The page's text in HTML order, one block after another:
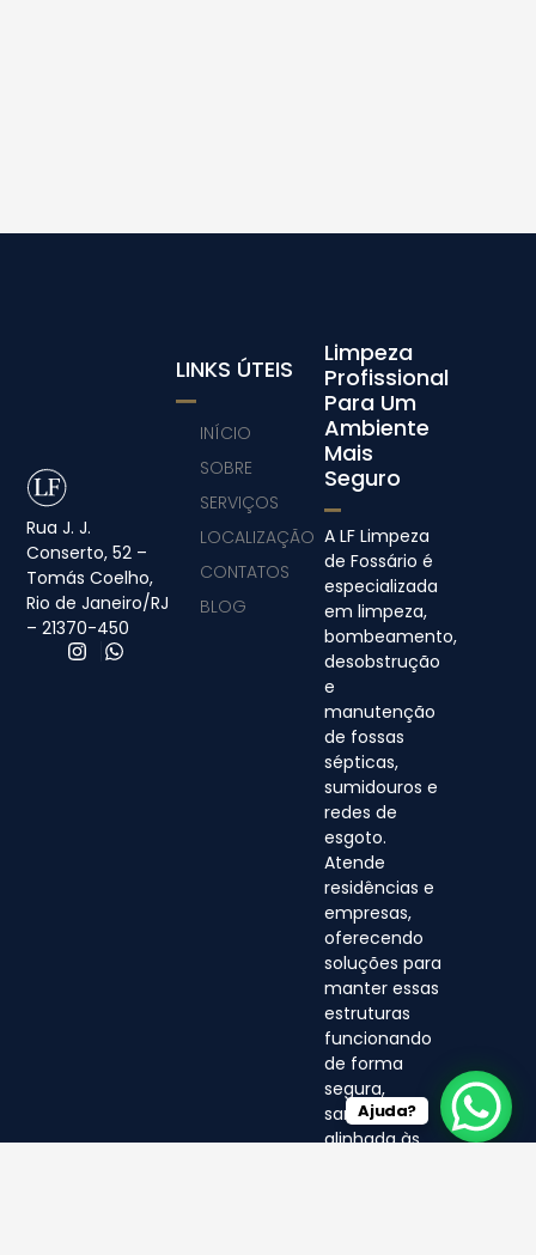
Rua J. J.
Conserto, 52 –
Tomás Coelho,
Rio de Janeiro/RJ
– 21370-450
Limpeza
Profissional
Para Um
Ambiente
Mais
Seguro
A LF Limpeza
de Fossário é
especializada
em limpeza,
bombeamento,
desobstrução
e
manutenção
de fossas
sépticas,
sumidouros e
redes de
esgoto.
Atende
residências e
empresas,
oferecendo
soluções para
manter essas
estruturas
funcionando
de forma
segura,
sanitária e
alinhada às
LINKS ÚTEIS
INÍCIO
SOBRE
SERVIÇOS
LOCALIZAÇÃO
CONTATOS
BLOG
Ajuda?